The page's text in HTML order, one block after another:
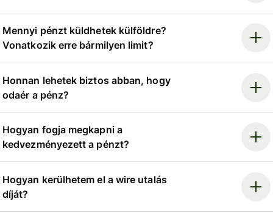
Mennyi pénzt küldhetek külföldre?
Vonatkozik erre bármilyen limit?
Honnan lehetek biztos abban, hogy
odaér a pénz?
Hogyan fogja megkapni a
kedvezményezett a pénzt?
Hogyan kerülhetem el a wire utalás
díját?